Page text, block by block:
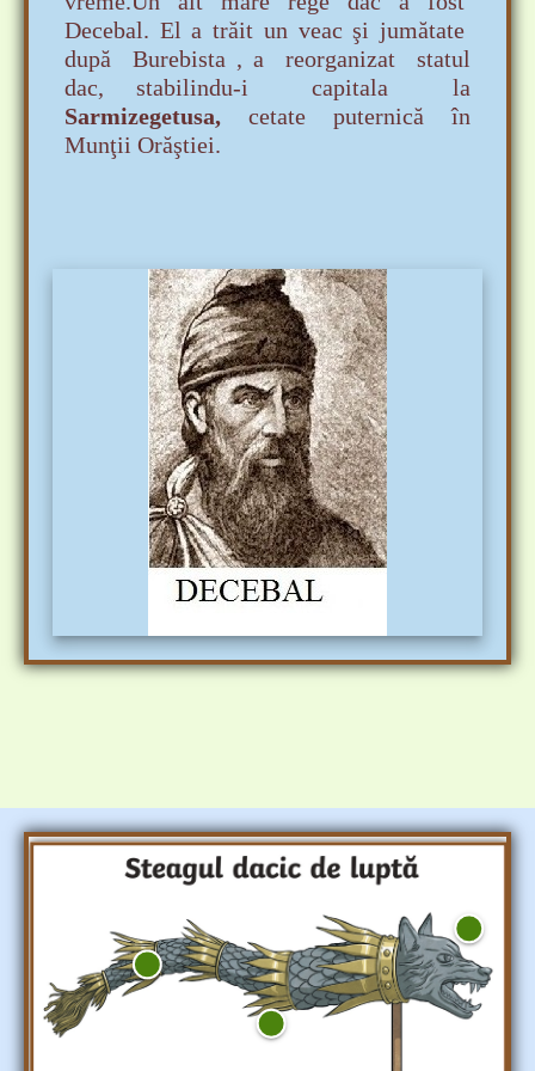
Decebal. El a trăit un veac şi jumătate
după Burebista , a reorganizat statul
dac, stabilindu-i capitala la
Sarmizegetusa, cetate puternică în
Munţii Orăştiei.